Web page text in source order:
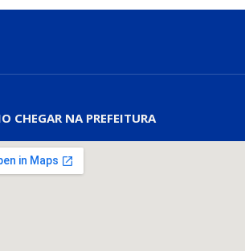
CHEGAR NA PREFEITURA